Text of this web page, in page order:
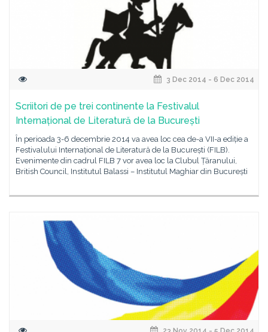
3 Dec 2014 - 6 Dec 2014
Scriitori de pe trei continente la Festivalul
Internațional de Literatură de la București
În perioada 3-6 decembrie 2014 va avea loc cea de-a VII-a ediție a
Festivalului Internațional de Literatură de la București (FILB).
Evenimente din cadrul FILB 7 vor avea loc la Clubul Țăranului,
British Council, Institutul Balassi – Institutul Maghiar din București